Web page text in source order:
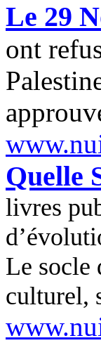
Le 29
ont
Quelle
livres
Le socle
culturel,